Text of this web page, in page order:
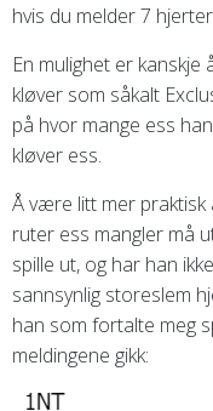
hvis du melder 7
En mulighet er
kløver som såkalt
på hvor mange ess
kløver ess.
Å være litt mer praktisk
ruter ess mangler må
spille ut, og har han
sannsynlig storeslem
han som fortalte meg
meldingene gikk: